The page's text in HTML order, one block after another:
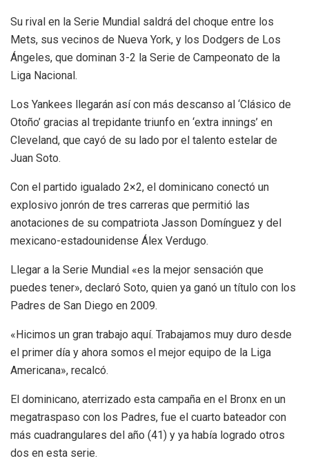
Su rival en la Serie Mundial saldrá del choque entre los
Mets, sus vecinos de Nueva York, y los Dodgers de Los
Ángeles, que dominan 3-2 la Serie de Campeonato de la
Liga Nacional.
Los Yankees llegarán así con más descanso al ‘Clásico de
Otoño’ gracias al trepidante triunfo en ‘extra innings’ en
Cleveland, que cayó de su lado por el talento estelar de
Juan Soto.
Con el partido igualado 2×2, el dominicano conectó un
explosivo jonrón de tres carreras que permitió las
anotaciones de su compatriota Jasson Domínguez y del
mexicano-estadounidense Álex Verdugo.
Llegar a la Serie Mundial «es la mejor sensación que
puedes tener», declaró Soto, quien ya ganó un título con los
Padres de San Diego en 2009.
«Hicimos un gran trabajo aquí. Trabajamos muy duro desde
el primer día y ahora somos el mejor equipo de la Liga
Americana», recalcó.
El dominicano, aterrizado esta campaña en el Bronx en un
megatraspaso con los Padres, fue el cuarto bateador con
más cuadrangulares del año (41) y ya había logrado otros
dos en esta serie.